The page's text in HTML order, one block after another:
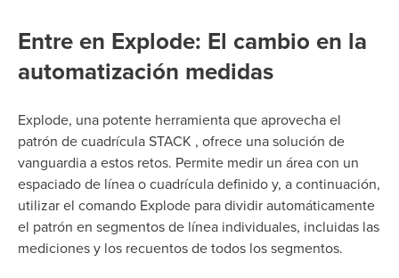
Entre en Explode: El cambio en la
automatización medidas
Explode, una potente herramienta que aprovecha el
patrón de cuadrícula STACK , ofrece una solución de
vanguardia a estos retos. Permite medir un área con un
espaciado de línea o cuadrícula definido y, a continuación,
utilizar el comando Explode para dividir automáticamente
el patrón en segmentos de línea individuales, incluidas las
mediciones y los recuentos de todos los segmentos.